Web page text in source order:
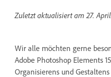
Zuletzt aktualisiert am27.
Wir alle möchten gerne
Adobe Photoshop Elements
Organisierens und